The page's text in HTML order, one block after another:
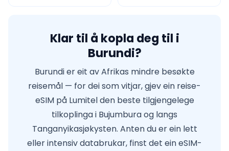
Klar til å kopla deg til i
Burundi?
Burundi er eit av Afrikas mindre besøkte
reisemål — for dei som vitjar, gjev ein reise-
eSIM på Lumitel den beste tilgjengelege
tilkoplinga i Bujumbura og langs
Tanganyikasjøkysten. Anten du er ein lett
eller intensiv databrukar, finst det ein eSIM-